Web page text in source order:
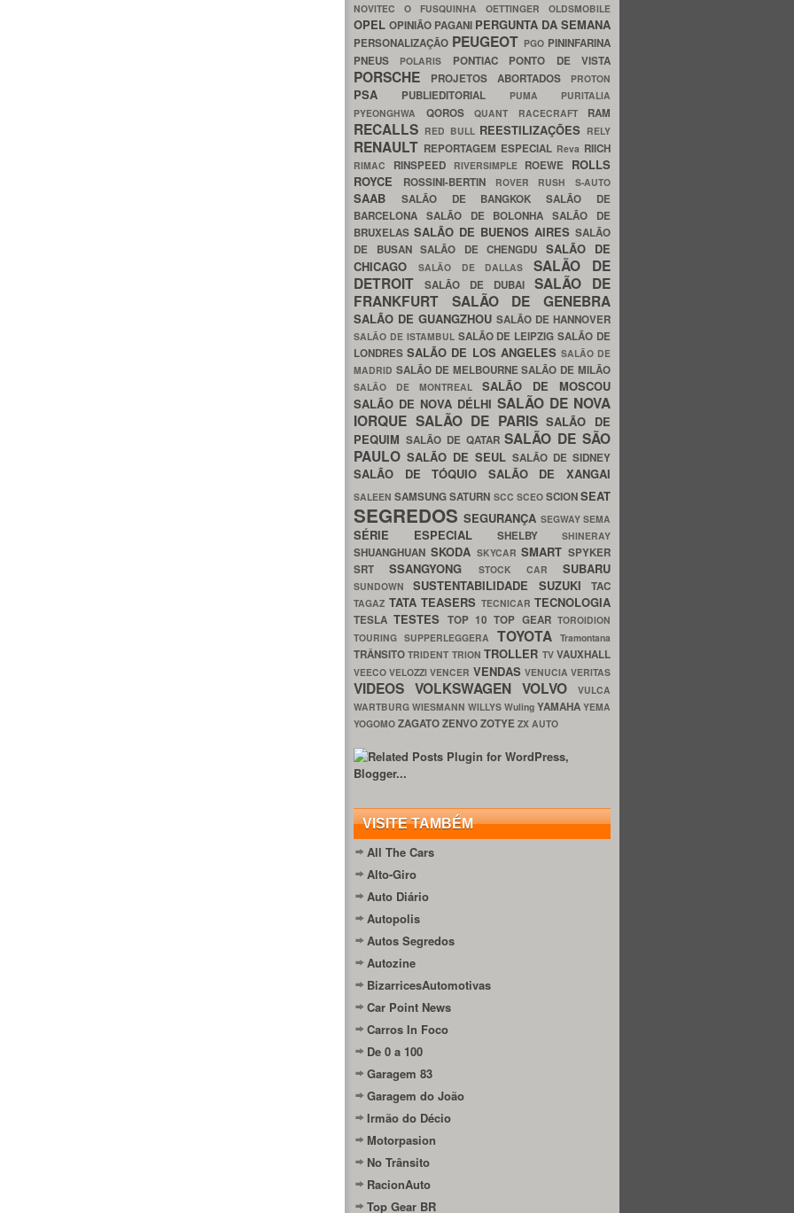
NOVITEC O FUSQUINHA OETTINGER OLDSMOBILE
OPEL OPINIÃO PAGANI PERGUNTA DA SEMANA
PERSONALIZAÇÃO PEUGEOT PGO PININFARINA
PNEUS
POLARIS PONTIAC PONTO DE VISTA
PORSCHE PROJETOS ABORTADOS PROTON
PSA PUBLIEDITORIAL PUMA PURITALIA
PYEONGHWA QOROS QUANT RACECRAFT RAM
RECALLS RED BULL REESTILIZAÇÕES RELY
RENAULT REPORTAGEM ESPECIAL Reva RIICH
RIMAC RINSPEED RIVERSIMPLE ROEWE ROLLS
ROYCE
ROSSINI-BERTIN ROVER RUSH S-AUTO
SAAB SALÃO DE BANGKOKSALÃO DE
BARCELONA SALÃO DE BOLONHASALÃO DE
BRUXELAS SALÃO DE BUENOS AIRES SALÃO
DE BUSAN SALÃO DE CHENGDU SALÃO DE
CHICAGO
SALÃO DE DALLASSALÃO DE
DETROIT
SALÃO DE DUBAI SALÃO DE
FRANKFURT SALÃO DE GENEBRA
SALÃO DE GUANGZHOU SALÃO DE HANNOVER
SALÃO DE ISTAMBUL SALÃO DE LEIPZIGSALÃO DE
LONDRESSALÃO DE LOS ANGELES SALÃO DE
MADRID SALÃO DE MELBOURNESALÃO DE MILÃO
SALÃO DE MONTREAL SALÃO DE MOSCOU
SALÃO DE NOVA DÉLHI SALÃO DE NOVA
IORQUE SALÃO DE PARISSALÃO DE
PEQUIM SALÃO DE QATARSALÃO DE SÃO
PAULO SALÃO DE SEUL SALÃO DE SIDNEY
SALÃO DE TÓQUIO SALÃO DE XANGAI
SALEENSAMSUNGSATURN SCC SCEO SCIONSEAT
SEGREDOSSEGURANÇA SEGWAYSEMA
SÉRIE ESPECIAL SHELBY SHINERAY
SHUANGHUAN SKODA SKYCARSMART SPYKER
SRTSSANGYONG STOCK CAR SUBARU
SUNDOWNSUSTENTABILIDADE SUZUKITAC
TAGAZ TATA TEASERS TECNICAR TECNOLOGIA
TESLATESTES TOP 10TOP GEARTOROIDION
TOURING SUPPERLEGGERA TOYOTATramontana
TRÂNSITOTRIDENT TRIONTROLLER TVVAUXHALL
VEECOVELOZZIVENCER VENDAS VENUCIAVERITAS
VIDEOS VOLKSWAGEN VOLVO
VULCA
WARTBURG WIESMANN WILLYS Wuling YAMAHA YEMA
YOGOMO ZAGATOZENVOZOTYE ZX AUTO
VISITE TAMBÉM
All The Cars
Alto-Giro
Auto Diário
Autopolis
Autos Segredos
Autozine
BizarricesAutomotivas
Car Point News
Carros In Foco
De 0 a 100
Garagem 83
Garagem do João
Irmão do Décio
Motorpasion
No Trânsito
RacionAuto
Top Gear BR